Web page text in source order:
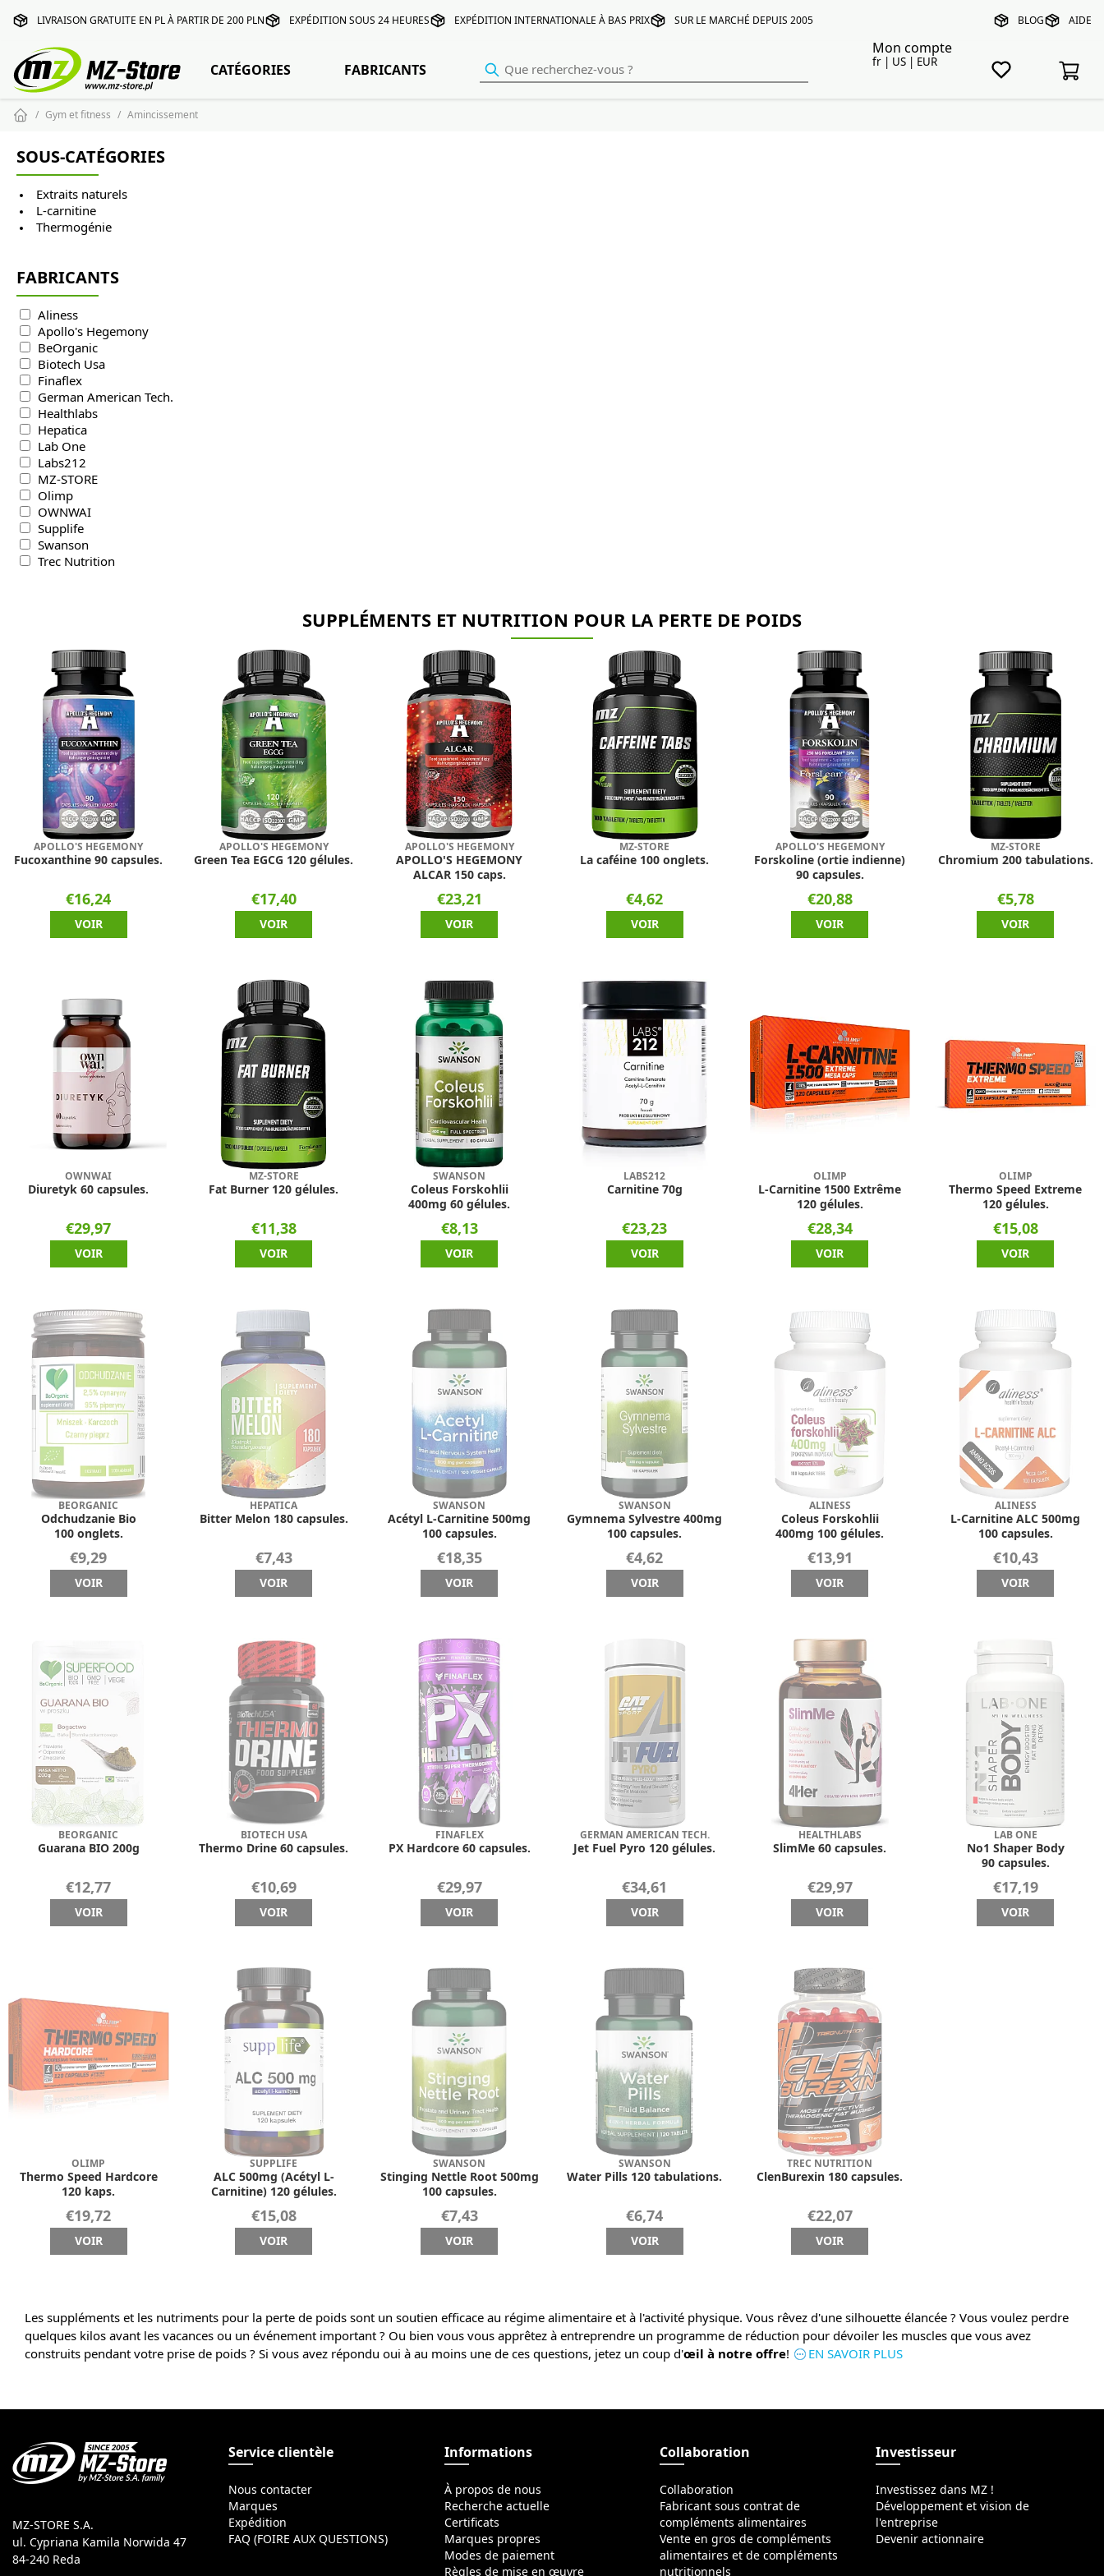
LIVRAISON GRATUITE EN PL À PARTIR DE 200 PLN EXPÉDITION SOUS 24 HEURES EXPÉDITION INTERNATIONALE À BAS PRIX SUR LE MARCHÉ DEPUIS 2005 BLOG AIDE
Mon compte
fr | US | EUR
CATÉGORIES FABRICANTS
Gym et fitness Amincissement
SOUS-CATÉGORIES
Extraits naturels
L-carnitine
Thermogénie
FABRICANTS
Aliness
Apollo's Hegemony
BeOrganic
Biotech Usa
Finaflex
German American Tech.
Healthlabs
Hepatica
Lab One
Labs212
MZ-STORE
Olimp
OWNWAI
Supplife
Swanson
Trec Nutrition
SUPPLÉMENTS ET NUTRITION POUR LA PERTE DE POIDS
APOLLO'S HEGEMONY
Fucoxanthine 90 capsules.
€16,24
VOIR
APOLLO'S HEGEMONY
Green Tea EGCG 120 gélules.
€17,40
VOIR
APOLLO'S HEGEMONY
APOLLO'S HEGEMONY
ALCAR 150 caps.
€23,21
VOIR
MZ-STORE
La caféine 100 onglets.
€4,62
VOIR
APOLLO'S HEGEMONY
Forskoline (ortie indienne)
90 capsules.
€20,88
VOIR
MZ-STORE
Chromium 200 tabulations.
€5,78
VOIR
OWNWAI
Diuretyk 60 capsules.
€29,97
VOIR
MZ-STORE
Fat Burner 120 gélules.
€11,38
VOIR
SWANSON
Coleus Forskohlii
400mg 60 gélules.
€8,13
VOIR
LABS212
Carnitine 70g
€23,23
VOIR
OLIMP
L-Carnitine 1500 Extrême
120 gélules.
€28,34
VOIR
OLIMP
Thermo Speed Extreme
120 gélules.
€15,08
VOIR
BEORGANIC
Odchudzanie Bio
100 onglets.
€9,29
VOIR
HEPATICA
Bitter Melon 180 capsules.
€7,43
VOIR
SWANSON
Acétyl L-Carnitine 500mg
100 capsules.
€18,35
VOIR
SWANSON
Gymnema Sylvestre 400mg
100 capsules.
€4,62
VOIR
ALINESS
Coleus Forskohlii
400mg 100 gélules.
€13,91
VOIR
ALINESS
L-Carnitine ALC 500mg
100 capsules.
€10,43
VOIR
BEORGANIC
Guarana BIO 200g
€12,77
VOIR
BIOTECH USA
Thermo Drine 60 capsules.
€10,69
VOIR
FINAFLEX
PX Hardcore 60 capsules.
€29,97
VOIR
GERMAN AMERICAN TECH.
Jet Fuel Pyro 120 gélules.
€34,61
VOIR
HEALTHLABS
SlimMe 60 capsules.
€29,97
VOIR
LAB ONE
No1 Shaper Body
90 capsules.
€17,19
VOIR
OLIMP
Thermo Speed Hardcore
120 kaps.
€19,72
VOIR
SUPPLIFE
ALC 500mg (Acétyl L-
Carnitine) 120 gélules.
€15,08
VOIR
SWANSON
Stinging Nettle Root 500mg
100 capsules.
€7,43
VOIR
SWANSON
Water Pills 120 tabulations.
€6,74
VOIR
TREC NUTRITION
ClenBurexin 180 capsules.
€22,07
VOIR
Les suppléments et les nutriments pour la perte de poids sont un soutien efficace au régime alimentaire et à l'activité physique. Vous rêvez d'une silhouette élancée ? Vous voulez perdre
quelques kilos avant les vacances ou un événement important ? Ou bien vous vous apprêtez à entreprendre un programme de réduction pour dévoiler les muscles que vous avez
construits pendant votre prise de poids ? Si vous avez répondu oui à au moins une de ces questions, jetez un coup d'œil à notre offre! EN SAVOIR PLUS
MZ-STORE S.A.
ul. Cypriana Kamila Norwida 47
84-240 Reda
Service clientèle
Nous contacter
Marques
Expédition
FAQ (FOIRE AUX QUESTIONS)
Informations
À propos de nous
Recherche actuelle
Certificats
Marques propres
Modes de paiement
Règles de mise en œuvre
Collaboration
Collaboration
Fabricant sous contrat de
compléments alimentaires
Vente en gros de compléments
alimentaires et de compléments
nutritionnels
Investisseur
Investissez dans MZ !
Développement et vision de
l'entreprise
Devenir actionnaire